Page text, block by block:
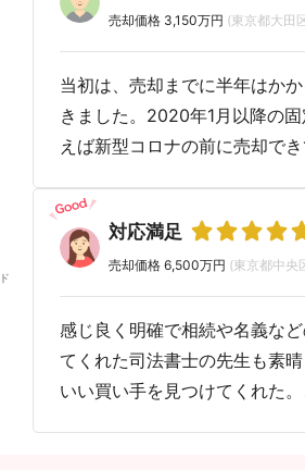
売却価格 3,150万円 (東京都大田
当初は、売却までに半年はか
きました。2020年1月以降の
えば新型コロナの前に売却で
対応満足
売却価格 6,500万円 (東京都中央
感じ良く明確で相続や名義な
てくれた司法書士の先生も素
いい買い手を見つけてくれた。